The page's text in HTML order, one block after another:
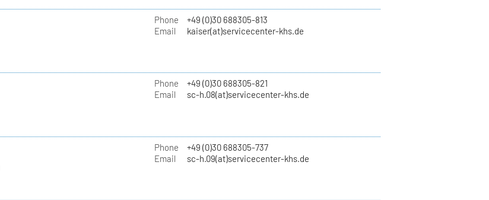
Phone
+49 (0)30 688305-813
Email
kaiser(at)servicecenter-khs.de
Phone
+49 (0)30 688305-821
Email
sc-h.08(at)servicecenter-khs.de
Phone
+49 (0)30 688305-737
Email
sc-h.09(at)servicecenter-khs.de